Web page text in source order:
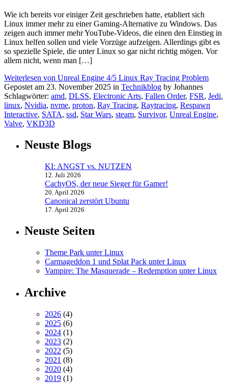
Wie ich bereits vor einiger Zeit geschrieben hatte, etabliert sich
Linux immer mehr zu einer Gaming-Alternative zu Windows. Das
zeigen auch immer mehr YouTube-Videos, die einen den Einstieg in
Linux helfen sollen und viele Vorzüge aufzeigen. Allerdings gibt es
so spezielle Spiele, die unter Linux so gar nicht richtig mögen. Vor
allem nicht, wenn man […]
Weiterlesen von Unreal Engine 4/5 Linux Ray Tracing Problem
Gepostet am 23. November 2025 in Technikblog by Johannes
Schlagwörter: amd, DLSS, Electronic Arts, Fallen Order, FSR, Jedi,
linux, Nvidia, nvme, proton, Ray Tracing, Raytracing, Respawn
Interactive, SATA, ssd, Star Wars, steam, Survivor, Unreal Engine,
Valve, VKD3D
Neuste Blogs
KI: ANGST vs. NUTZEN
12. Juli 2026
CachyOS, der neue Sieger für Gamer!
20. April 2026
Canonical zerstört Ubuntu
17. April 2026
Neuste Seiten
Theme Park unter Linux
Carmageddon 1 und Splat Pack unter Linux
Vampire: The Masquerade – Redemption unter Linux
Archive
2026 (4)
2025 (6)
2024 (1)
2023 (2)
2022 (5)
2021 (8)
2020 (4)
2019 (1)